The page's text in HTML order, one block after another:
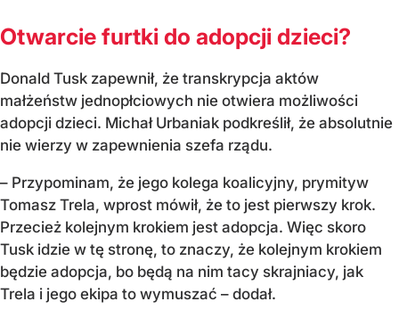
Otwarcie furtki do adopcji dzieci?
Donald Tusk zapewnił, że transkrypcja aktów
małżeństw jednopłciowych nie otwiera możliwości
adopcji dzieci. Michał Urbaniak podkreślił, że absolutnie
nie wierzy w zapewnienia szefa rządu.
– Przypominam, że jego kolega koalicyjny, prymityw
Tomasz Trela, wprost mówił, że to jest pierwszy krok.
Przecież kolejnym krokiem jest adopcja. Więc skoro
Tusk idzie w tę stronę, to znaczy, że kolejnym krokiem
będzie adopcja, bo będą na nim tacy skrajniacy, jak
Trela i jego ekipa to wymuszać – dodał.